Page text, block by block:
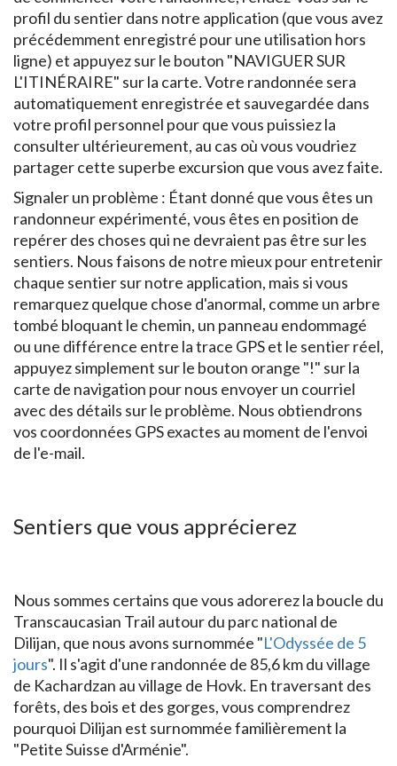
profil du sentier dans notre application (que vous avez
précédemment enregistré pour une utilisation hors
ligne) et appuyez sur le bouton "NAVIGUER SUR
L'ITINÉRAIRE" sur la carte. Votre randonnée sera
automatiquement enregistrée et sauvegardée dans
votre profil personnel pour que vous puissiez la
consulter ultérieurement, au cas où vous voudriez
partager cette superbe excursion que vous avez faite.
Signaler un problème : Étant donné que vous êtes un
randonneur expérimenté, vous êtes en position de
repérer des choses qui ne devraient pas être sur les
sentiers. Nous faisons de notre mieux pour entretenir
chaque sentier sur notre application, mais si vous
remarquez quelque chose d'anormal, comme un arbre
tombé bloquant le chemin, un panneau endommagé
ou une différence entre la trace GPS et le sentier réel,
appuyez simplement sur le bouton orange "!" sur la
carte de navigation pour nous envoyer un courriel
avec des détails sur le problème. Nous obtiendrons
vos coordonnées GPS exactes au moment de l'envoi
de l'e-mail.
Sentiers que vous apprécierez
Nous sommes certains que vous adorerez la boucle du
Transcaucasian Trail autour du parc national de
Dilijan, que nous avons surnommée "L'Odyssée de 5
jours". Il s'agit d'une randonnée de 85,6 km du village
de Kachardzan au village de Hovk. En traversant des
forêts, des bois et des gorges, vous comprendrez
pourquoi Dilijan est surnommée familièrement la
"Petite Suisse d'Arménie".